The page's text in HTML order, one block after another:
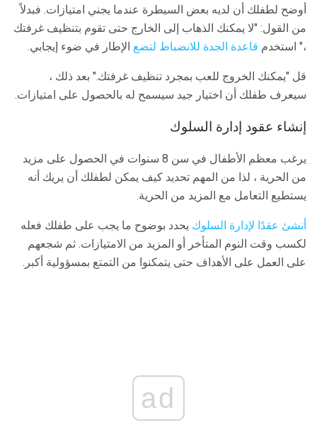
أوضح لطفلك أن لديه بعض السيطرة عندما يجني امتيازات. فبدلاً
من القول: "لا يمكنك الذهاب إلى الخارج حتى تقوم بتنظيف غرفتك
،" استخدم قاعدة الجدة للانضباط لتضع الإطار في ضوء إيجابي.
قل "يمكنك الخروج للعب بمجرد تنظيف غرفتك." بعد ذلك ،
سيعرف طفلك أن اختيار جيد سيسمح له بالحصول على امتيازات.
إنشاء عقود إدارة السلوك
يرغب معظم الأطفال في سن 8 سنوات في الحصول على مزيد
من الحرية ، لذا من المهم تحديد كيف يمكن لطفلك أن يريك أنه
يستطيع التعامل مع المزيد من الحرية.
أنشئ عقدًا لإدارة السلوك يحدد بوضوح ما يجب على طفلك فعله
لكسب وقت النوم المتأخر أو المزيد من الامتيازات. ثم شجعهم
على العمل على الأهداف حتى يتمكنوا من التمتع بمسؤولية أكبر.
ad